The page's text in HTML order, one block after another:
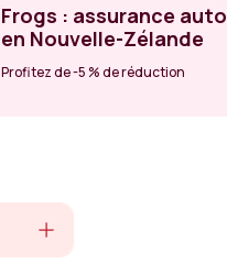
Frogs : assurance auto
en Nouvelle-Zélande
Profitez de -5 % de réduction